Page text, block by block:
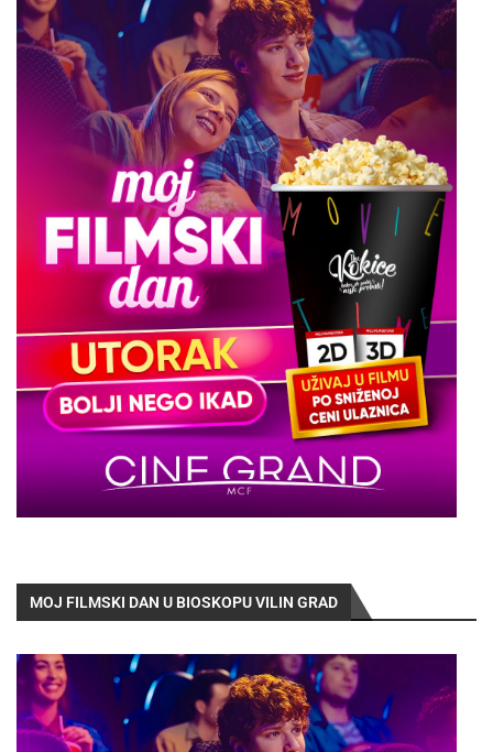
MOJ FILMSKI DAN U BIOSKOPU VILIN GRAD